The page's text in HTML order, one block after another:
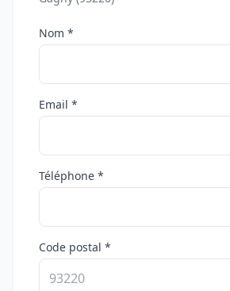
Nom *
Email *
Téléphone *
Code postal *